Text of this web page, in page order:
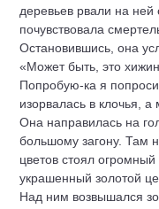
деревьев рвали на
почувствовала
Остановившись, она
«Может быть, это
Попробую-ка я
изорвалась в клочья,
Она направилась на
большому загону. Там
цветов стоял
украшенный золотой
Над ним возвышался